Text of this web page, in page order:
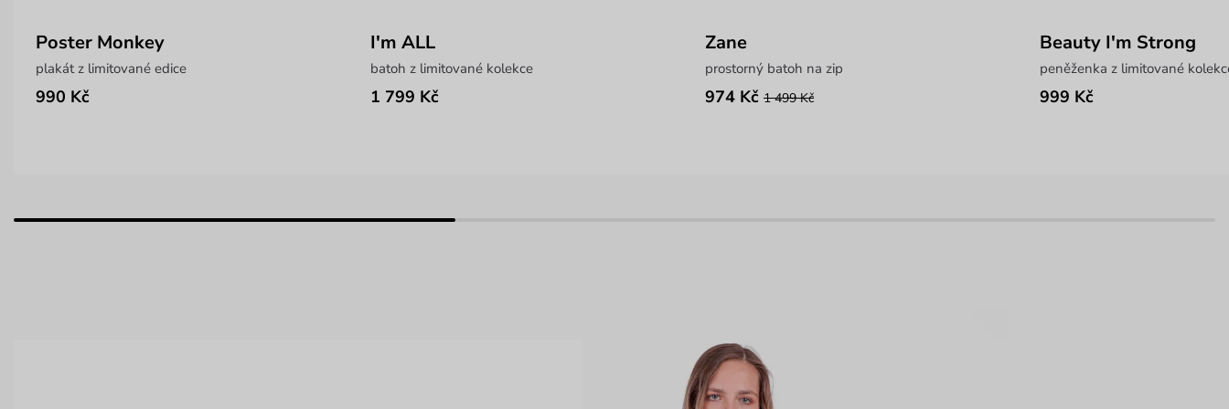
Poster Monkey
plakát z limitované edice
990 Kč
I'm ALL
batoh z limitované kolekce
1 799 Kč
Zane
prostorný batoh na zip
974 Kč 1 499 Kč
Beauty I'm Strong
peněženka z limitované
999 Kč